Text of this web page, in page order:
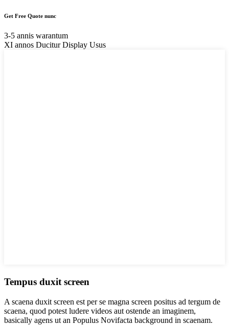
Get Free Quote nunc
3-5 annis warantum
XI annos Ducitur Display Usus
Tempus duxit screen
A scaena duxit screen est per se magna screen positus ad tergum de
scaena, quod potest ludere videos aut ostende an imaginem,
basically agens ut an Populus Novifacta background in scaenam.